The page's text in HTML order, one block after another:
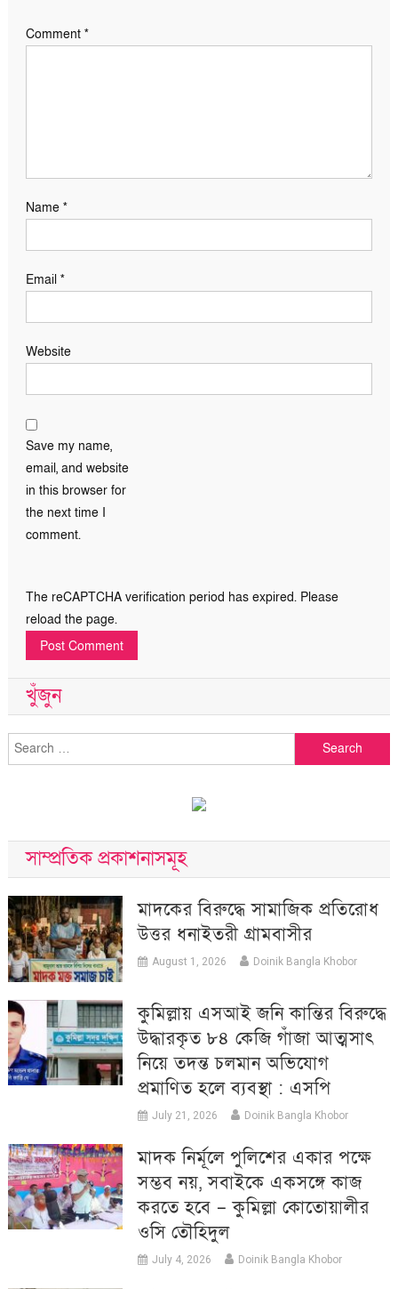
Comment *
Name *
Email *
Website
Save my name,
email, and website
in this browser for
the next time I
comment.
The reCAPTCHA verification period has expired. Please
reload the page.
খুঁজুন
Search
for:
সাম্প্রতিক প্রকাশনাসমূহ
মাদকের বিরুদ্ধে সামাজিক প্রতিরোধ
উত্তর ধনাইতরী গ্রামবাসীর
August 1, 2026 Doinik Bangla Khobor
কুমিল্লায় এসআই জনি কান্তির বিরুদ্ধে
উদ্ধারকৃত ৮৪ কেজি গাঁজা আত্মসাৎ
নিয়ে তদন্ত চলমান অভিযোগ
প্রমাণিত হলে ব্যবস্থা : এসপি
July 21, 2026 Doinik Bangla Khobor
মাদক নির্মূলে পুলিশের একার পক্ষে
সম্ভব নয়, সবাইকে একসঙ্গে কাজ
করতে হবে – কুমিল্লা কোতোয়ালীর
ওসি তৌহিদুল
July 4, 2026 Doinik Bangla Khobor